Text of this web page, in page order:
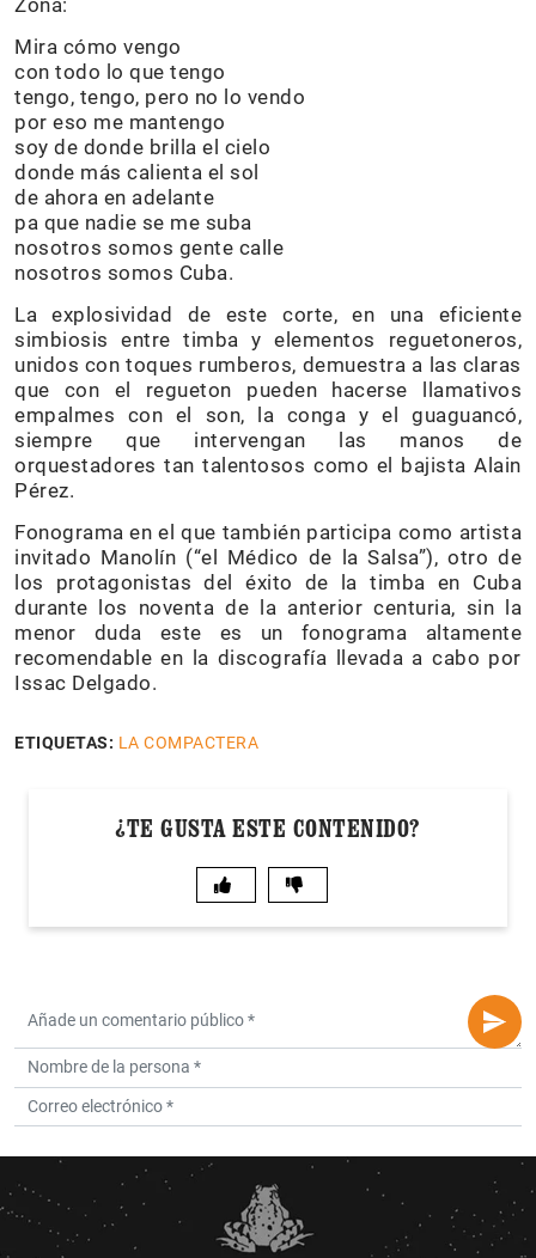
Zona:
Mira cómo vengo
con todo lo que tengo
tengo, tengo, pero no lo vendo
por eso me mantengo
soy de donde brilla el cielo
donde más calienta el sol
de ahora en adelante
pa que nadie se me suba
nosotros somos gente calle
nosotros somos Cuba.
La explosividad de este corte, en una eficiente
simbiosis entre timba y elementos reguetoneros,
unidos con toques rumberos, demuestra a las claras
que con el regueton pueden hacerse llamativos
empalmes con el son, la conga y el guaguancó,
siempre que intervengan las manos de
orquestadores tan talentosos como el bajista Alain
Pérez.
Fonograma en el que también participa como artista
invitado Manolín (“el Médico de la Salsa”), otro de
los protagonistas del éxito de la timba en Cuba
durante los noventa de la anterior centuria, sin la
menor duda este es un fonograma altamente
recomendable en la discografía llevada a cabo por
Issac Delgado.
ETIQUETAS: LA COMPACTERA
¿TE GUSTA ESTE CONTENIDO?